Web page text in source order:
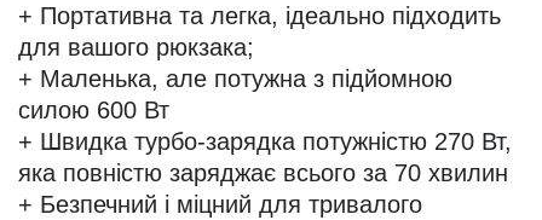
+ Портативна та легка, ідеально підходить
для вашого рюкзака;
+ Маленька, але потужна з підйомною
силою 600 Вт
+ Швидка турбо-зарядка потужністю 270 Вт,
яка повністю заряджає всього за 70 хвилин
+ Безпечний і міцний для тривалого